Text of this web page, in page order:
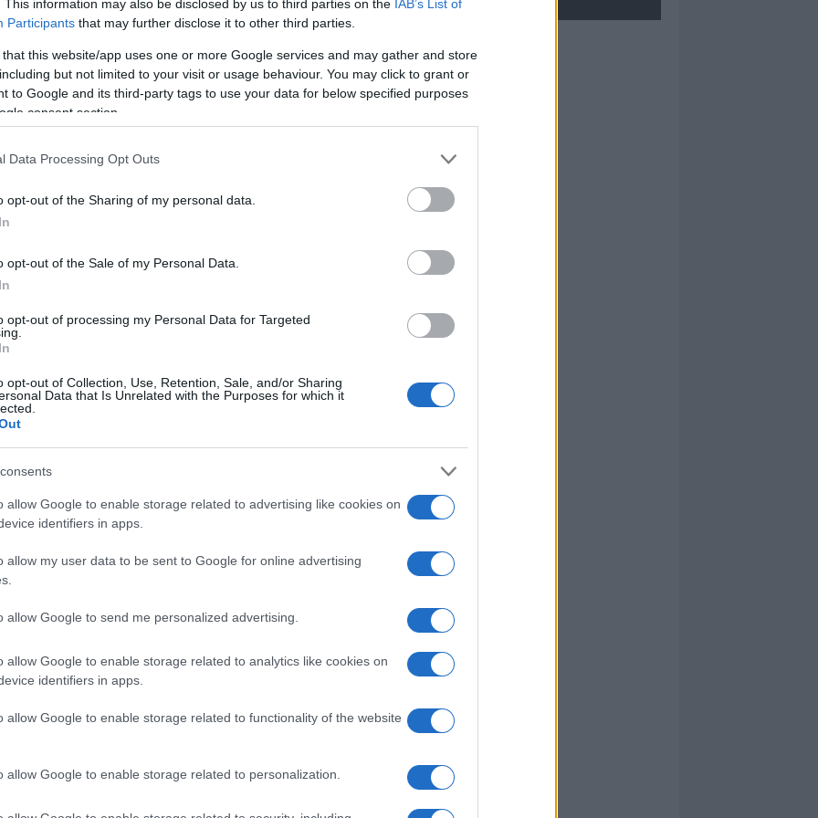
This information may also be disclosed by us to third parties on the IAB’s List of
Participants that may further disclose it to other third parties.
that this website/app uses one or more Google services and may gather and store
but not limited to your visit or usage behaviour. You may click to grant or
to Google and its third-party tags to use your data for below specified purposes
consent section.
Data Processing Opt Outs
opt-out of the Sharing of my personal data.
opt-out of the Sale of my Personal Data.
opt-out of processing my Personal Data for Targeted
opt-out of Collection, Use, Retention, Sale, and/or Sharing
Data that Is Unrelated with the Purposes for which it
allow Google to enable storage related to advertising like cookies on
identifiers in apps.
allow my user data to be sent to Google for online advertising
allow Google to send me personalized advertising.
allow Google to enable storage related to analytics like cookies on
identifiers in apps.
allow Google to enable storage related to functionality of the website
allow Google to enable storage related to personalization.
Maddalena annunciato ieri dal sindaco Fabio Lai.
LA MADDALENA 27 FEBBRAIO 2021
Al via domani lo screening di massa a La
Maddalena, l’appello del sindaco
Lo screening di massa a La Maddalena. Dopo la
firma dell’ordinanza che ha messo La Maddalena in
ultimi contagi…
LA MADDALENA
La Maddalena passa in zona rossa: sono 10
i casi di variante inglese
A La Maddalena sono 33 in tutto i positivi. Arriva
l’aggiornamento sui dati dei contagi a La Maddalena
chiesto dal sindaco Fabio Lai. Sono ben 33 positivi di
LA MADDALENA 25 FEBBRAIO 2021
Zona rossa a La Maddalena, riunione in
Comune in attesa dei dati
preoccupazione per i cittadini di La Maddalena
dopo che il sindaco Fabio Lai ieri sera aveva
dapprima annunciato la…
LA MADDALENA 24 FEBBRAIO 2021
Allarme contagi, La Maddalena diventa
I nostri cari
Maddalena Scanu
I nostri cari
I nostri cari